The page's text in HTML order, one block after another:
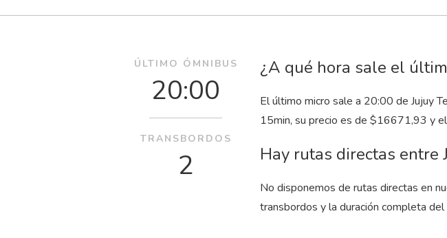
¿A qué hora sale el
El último micro sale a 20:00 de Jujuy
15min, su precio es de $16671,93 y
Hay rutas directas entre
No disponemos de rutas directas en
transbordos y la duración completa
ÚLTIMO ÓMNIBUS
20:00
TRANSBORDOS
2